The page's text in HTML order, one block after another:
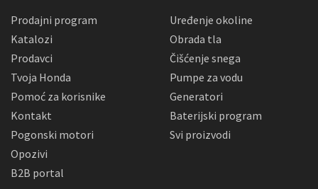
Prodajni program
Katalozi
Prodavci
Tvoja Honda
Pomoć za korisnike
Kontakt
Pogonski motori
Opozivi
B2B portal
Uređenje okoline
Obrada tla
Čišćenje snega
Pumpe za vodu
Generatori
Baterijski program
Svi proizvodi